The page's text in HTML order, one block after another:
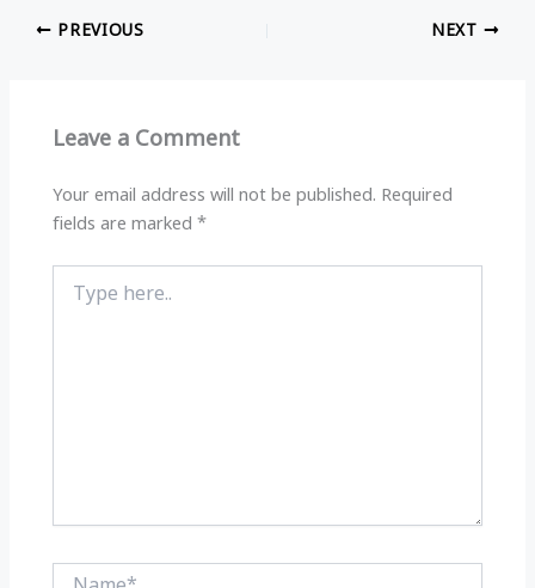
at
s
p
e
g
m o
k
PREVIOUS NEXT
Leave a Comment
Your email address will not be published. Required
fields are marked*
here..
Name*